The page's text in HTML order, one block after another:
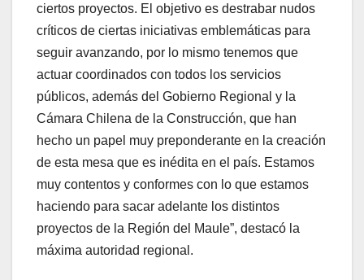
ciertos proyectos. El objetivo es destrabar nudos
críticos de ciertas iniciativas emblemáticas para
seguir avanzando, por lo mismo tenemos que
actuar coordinados con todos los servicios
públicos, además del Gobierno Regional y la
Cámara Chilena de la Construcción, que han
hecho un papel muy preponderante en la creación
de esta mesa que es inédita en el país. Estamos
muy contentos y conformes con lo que estamos
haciendo para sacar adelante los distintos
proyectos de la Región del Maule”, destacó la
máxima autoridad regional.